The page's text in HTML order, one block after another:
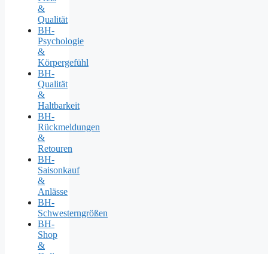
&
Qualität
BH-
Psychologie
&
Körpergefühl
BH-
Qualität
&
Haltbarkeit
BH-
Rückmeldungen
&
Retouren
BH-
Saisonkauf
&
Anlässe
BH-
Schwesterngrößen
BH-
Shop
&